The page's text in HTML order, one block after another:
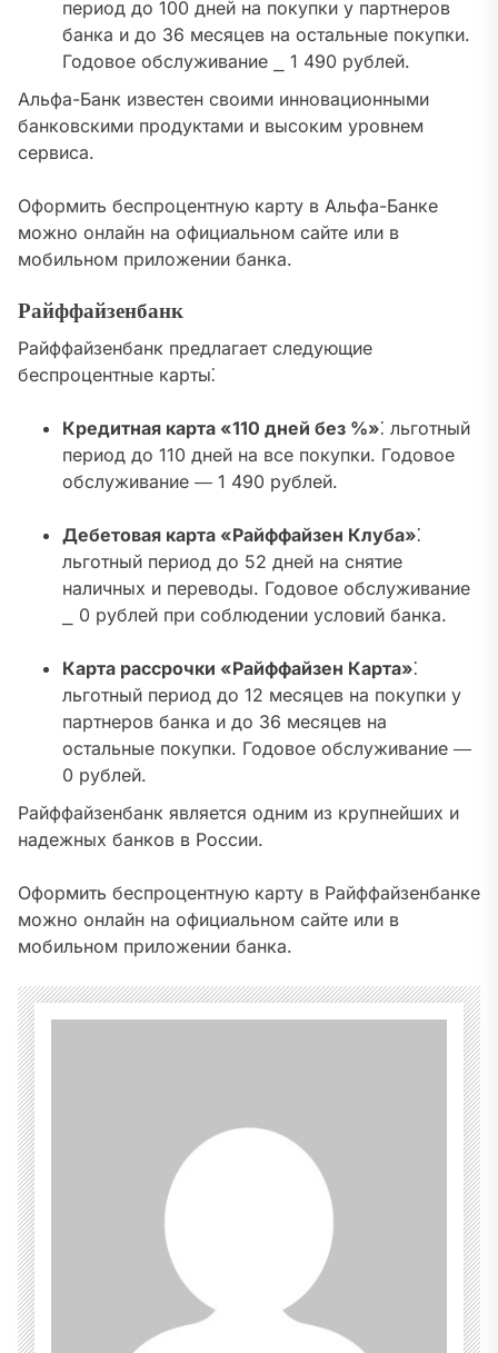
период до 100 дней на покупки у партнеров
банка и до 36 месяцев на остальные покупки.
Годовое обслуживание ⎯ 1 490 рублей.
Альфа-Банк известен своими инновационными
банковскими продуктами и высоким уровнем
сервиса.
Оформить беспроцентную карту в Альфа-Банке
можно онлайн на официальном сайте или в
мобильном приложении банка.
Райффайзенбанк
Райффайзенбанк предлагает следующие
беспроцентные карты⁚
Кредитная карта «110 дней без %»⁚ льготный
период до 110 дней на все покупки. Годовое
обслуживание ― 1 490 рублей.
Дебетовая карта «Райффайзен Клуба»⁚
льготный период до 52 дней на снятие
наличных и переводы. Годовое обслуживание
⎯ 0 рублей при соблюдении условий банка.
Карта рассрочки «Райффайзен Карта»⁚
льготный период до 12 месяцев на покупки у
партнеров банка и до 36 месяцев на
остальные покупки. Годовое обслуживание ―
0 рублей.
Райффайзенбанк является одним из крупнейших и
надежных банков в России.
Оформить беспроцентную карту в Райффайзенбанке
можно онлайн на официальном сайте или в
мобильном приложении банка.